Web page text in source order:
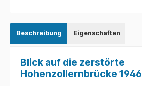
Beschreibung Eigenschaften
Blick auf die zerstörte
Hohenzollernbrücke 1946